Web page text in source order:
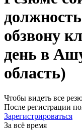
обзвону
день в
область)
Чтобы видеть все
После регистрации
Зарегистрироваться
За всё время